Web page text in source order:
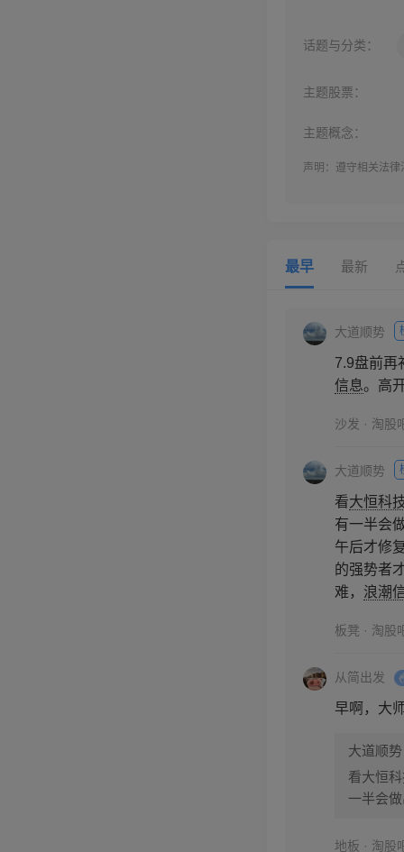
话题与分类：
主题股票：
主题概念：
声明：遵守相关法
最早 最新
大道顺势
7.9盘前再
信息。高
沙发 · 淘股
大道顺势
看大恒科
有一半会
午后才修
的强势者
难， 浪潮
板凳 · 淘股
从简出发
早啊，大
大道顺势
看大恒
一半会
地板 · 淘股